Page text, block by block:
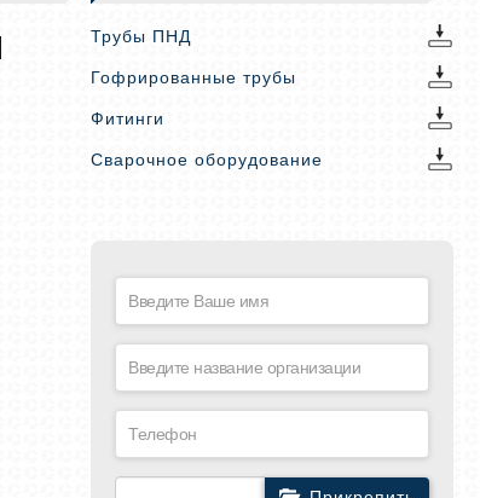
Трубы ПНД
Гофрированные трубы
Фитинги
Сварочное оборудование